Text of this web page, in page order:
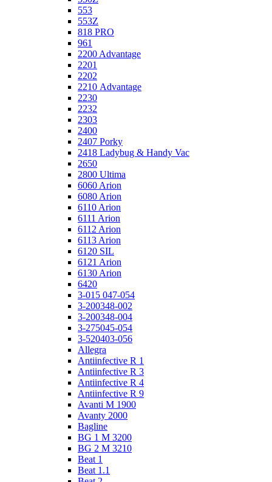
553
553Z
818 PRO
961
2200 Advantage
2201
2202
2210 Advantage
2230
2232
2303
2400
2407 Porky
2418 Ladybug & Handy Vac
2650
2800 Ultima
6060 Arion
6080 Arion
6110 Arion
6111 Arion
6112 Arion
6113 Arion
6120 SIL
6121 Arion
6130 Arion
6420
3-015 047-054
3-200348-002
3-200348-004
3-275045-054
3-520403-056
Allegra
Antiinfective R 1
Antiinfective R 3
Antiinfective R 4
Antiinfective R 9
Avanti M 1900
Avanty 2000
Bagline
BG 1 M 3200
BG 2 M 3210
Beat 1
Beat 1.1